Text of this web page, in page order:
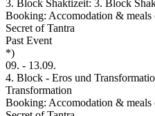
3. Block Shaktizeit: 3. Block
Booking: Accomodation & meals
Secret of Tantra
Past Event
*)
09. - 13.09.
4. Block - Eros und
Transformation
Booking: Accomodation & meals